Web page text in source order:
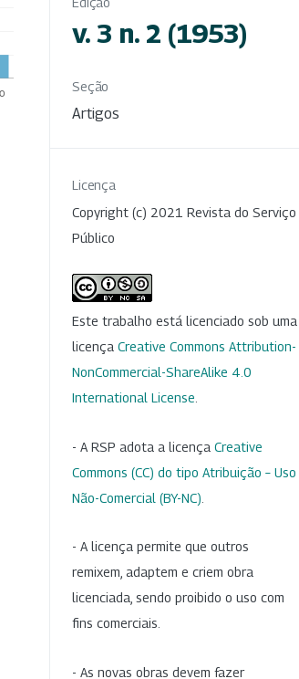
v. 3 n. 2 (1953)
Seção
Artigos
Licença
Copyright (c) 2021 Revista do Serviço
Público
Este trabalho está licenciado sob uma
licença Creative Commons Attribution-
NonCommercial-ShareAlike 4.0
International License
- A RSP adota a licença Creative
Commons (CC) do tipo Atribuição – Uso
Não-Comercial (BY-NC)
- A licença permite que outros
remixem, adaptem e criem obra
licenciada, sendo proibido o uso com
fins comerciais.
- As novas obras devem fazer